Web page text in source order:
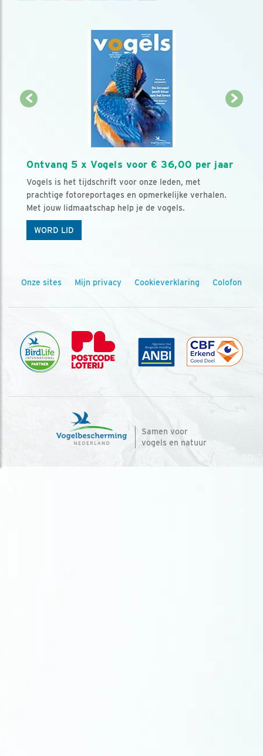
Ontvang 5 x Vogels voor € 36,00 per jaar
Vogels is het tijdschrift voor onze leden, met
prachtige fotoreportages en opmerkelijke verhalen.
Met jouw lidmaatschap help je de vogels.
WORD LID
Onze sites Mijn privacy Cookieverklaring Colofon
Samen voor
vogels en natuur